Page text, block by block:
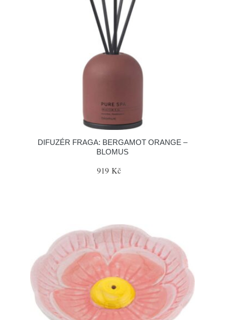
DIFUZÉR FRAGA: BERGAMOT ORANGE –
BLOMUS
919 Kč